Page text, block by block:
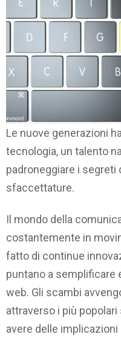
Le nuove generazioni
tecnologia, un talento
padroneggiare i segreti
sfaccettature.
Il mondo della
costantemente in
fatto di continue
puntano a semplificare
web. Gli scambi
attraverso i più
avere delle